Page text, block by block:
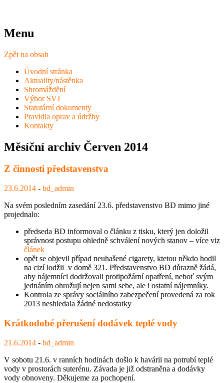
Menu
Zpět na obsah
Úvodní stránka
Aktuality/nástěnka
Shromáždění
Výbor SVJ
Statutární dokumenty
Pravidla oprav a údržby
Kontakty
Měsíční archiv Červen 2014
Z činnosti představenstva
23.6.2014 - bd_admin
Na svém posledním zasedání 23.6. představenstvo BD mimo jiné
projednalo:
předseda BD informoval o článku z tisku, který jen doložil
správnost postupu ohledně schválení nových stanov – více viz
článek
opět se objevil případ neuhašené cigarety, ktetou někdo hodil
na cizí lodžii v domě 321. Představenstvo BD důrazně žádá,
aby nájemníci dodržovali protipožární opatření, neboť svým
jednáním ohrožují nejen sami sebe, ale i ostatní nájemníky.
Kontrola ze správy sociálního zabezpečení provedená za rok
2013 neshledala žádné nedostatky
Krátkodobé přerušení dodávek teplé vody
21.6.2014 - bd_admin
V sobotu 21.6. v ranních hodinách došlo k havárii na potrubí teplé
vody v prostorách suterénu. Závada je již odstraněna a dodávky
vody obnoveny. Děkujeme za pochopení.